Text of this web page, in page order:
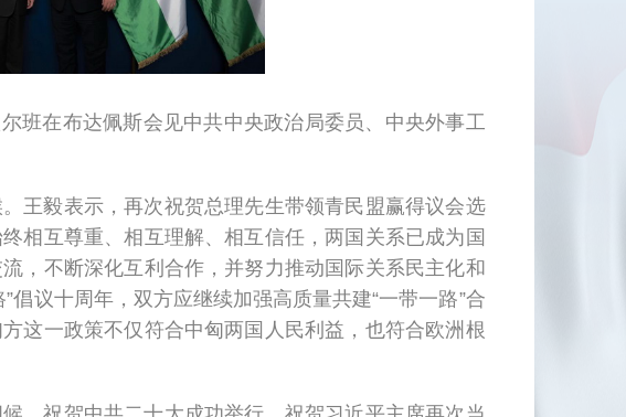
班在布达佩斯会见中共中央政治局委员、中央外事工
王毅表示，再次祝贺总理先生带领青民盟赢得议会选
相互尊重、相互理解、相互信任，两国关系已成为国
，不断深化互利合作，并努力推动国际关系民主化和
倡议十周年，双方应继续加强高质量共建“一带一路”合
这一政策不仅符合中匈两国人民利益，也符合欧洲根